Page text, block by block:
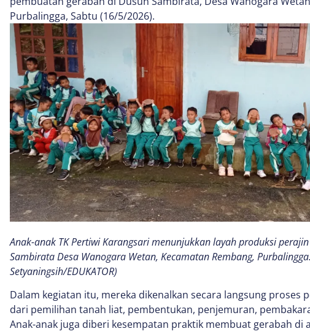
Purbalingga, Sabtu (16/5/2026).
Anak-anak TK Pertiwi Karangsari menunjukkan layah produksi
Sambirata Desa Wanogara Wetan, Kecamatan Rembang,
Setyaningsih/EDUKATOR)
Dalam kegiatan itu, mereka dikenalkan secara langsung proses
dari pemilihan tanah liat, pembentukan, penjemuran,
Anak-anak juga diberi kesempatan praktik membuat gerabah di